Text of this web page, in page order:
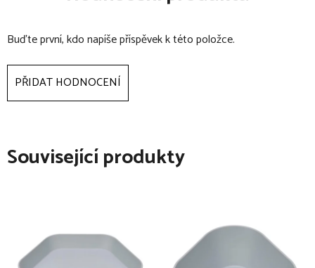
šetrné k životnímu prostředí
hmotnost: 118 g
Buďte první, kdo napíše příspěvek k této položce.
PŘIDAT HODNOCENÍ
Související produkty